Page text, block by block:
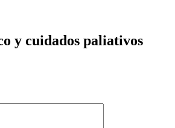
y cuidados paliativos